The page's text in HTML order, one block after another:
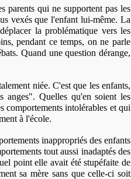
parents qui ne supportent pas les
vexés que l'enfant lui-même. La
la problématique vers les
pendant ce temps, on ne parle
Quand une question dérange,
niée. C'est que les enfants,
anges". Quelles qu'en soient les
comportements intolérables et qui
à l'école.
inappropriés des enfants
tout aussi inadaptés des
point elle avait été stupéfaite de
sa mère sans que celle-ci soit